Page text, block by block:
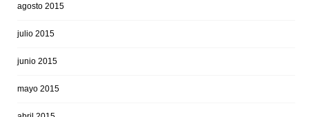
agosto 2015
julio 2015
junio 2015
mayo 2015